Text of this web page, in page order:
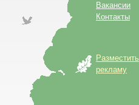
Вакансии
Контакты
Разместить
рекламу